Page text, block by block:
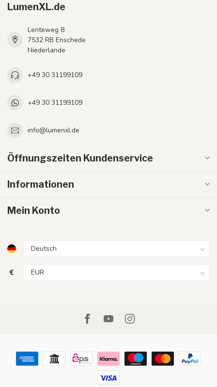
LumenXL.de
Lenteweg 8
7532 RB Enschede
Niederlande
+49 30 31199109
+49 30 31199109
info@lumenxl.de
Öffnungszeiten Kundenservice
Informationen
Mein Konto
€